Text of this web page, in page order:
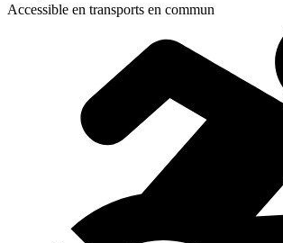
Accessible en transports en commun